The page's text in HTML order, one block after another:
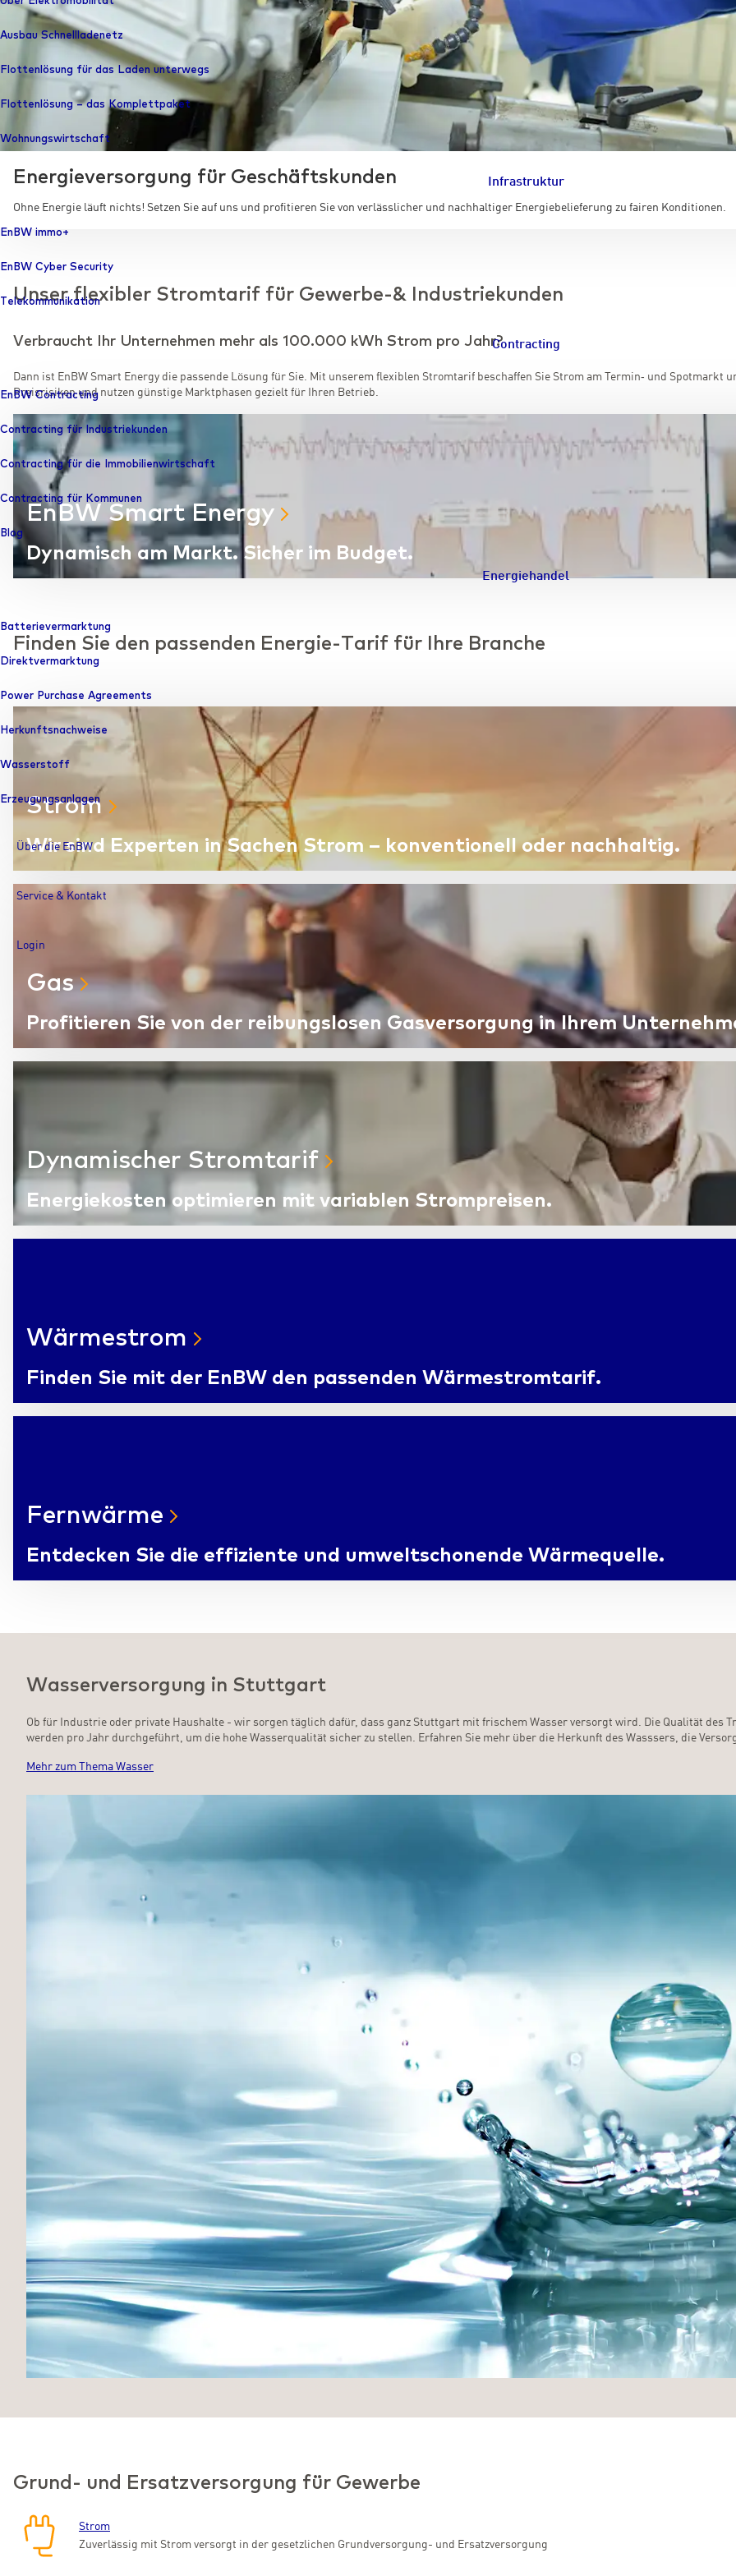
Ausbau Schnelllade­netz
Flottenlösung für das Laden unterwegs
Flottenlösung – das Komplettpaket
Wohnungswirtschaft
Infrastruktur
Navigation schließen
EnBW immo+
EnBW Cyber Security
Telekommunikation
Contracting
EnBW Contracting
Contracting für Industriekunden
Contracting für die Immobilienwirtschaft
Contracting für Kommunen
Blog
Energiehandel
Batterievermarktung
Direktvermarktung
Power Purchase Agreements
Herkunfts­nachweise
Wasserstoff
Erzeugungsanlagen
Über die EnBW
Service & Kontakt
Login
Energie­versorgung für Geschäfts­kunden
Ohne Energie läuft nichts! Setzen Sie auf uns und profitieren Sie von verlässlicher und nachhaltiger Energiebelieferung zu fairen Konditionen.
Unser flexibler Stromtarif für Gewerbe-& Industriekunden
Verbraucht Ihr Unternehmen mehr als 100.000 kWh Strom pro Jahr?
Dann ist EnBW Smart Energy die passende Lösung für Sie. Mit unserem flexiblen Stromtarif beschaffen Sie Strom am Termin‑ und
Preisrisiken und nutzen günstige Marktphasen gezielt für Ihren Betrieb.
EnBW Smart Energy
Dynamisch am Markt. Sicher im Budget.
Finden Sie den passenden Energie-Tarif für Ihre Branche
Strom
Wir sind Experten in Sachen Strom – konventionell oder nachhaltig.
Gas
Profitieren Sie von der reibungslosen Gasversorgung in Ihrem
Dynamischer Stromtarif
Energiekosten optimieren mit variablen Strompreisen.
Wärmestrom
Finden Sie mit der EnBW den passenden Wärmestromtarif.
Fernwärme
Entdecken Sie die effiziente und umweltschonende Wärmequelle.
Wasserversorgung in Stuttgart
Ob für Industrie oder private Haushalte - wir sorgen täglich dafür, dass ganz Stuttgart mit frischem Wasser versorgt wird. Die Qualität des
werden pro Jahr durchgeführt, um die hohe Wasserqualität sicher zu stellen. Erfahren Sie mehr über die Herkunft des Wasssers, die
Mehr zum Thema Wasser
Grund- und Ersatzversorgung für Gewerbe
Strom
Zuverlässig mit Strom versorgt in der gesetzlichen Grundversorgung- und Ersatzversorgung